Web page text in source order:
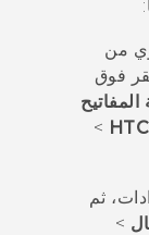
من
فوق
المفاتيح
>
ثم
>